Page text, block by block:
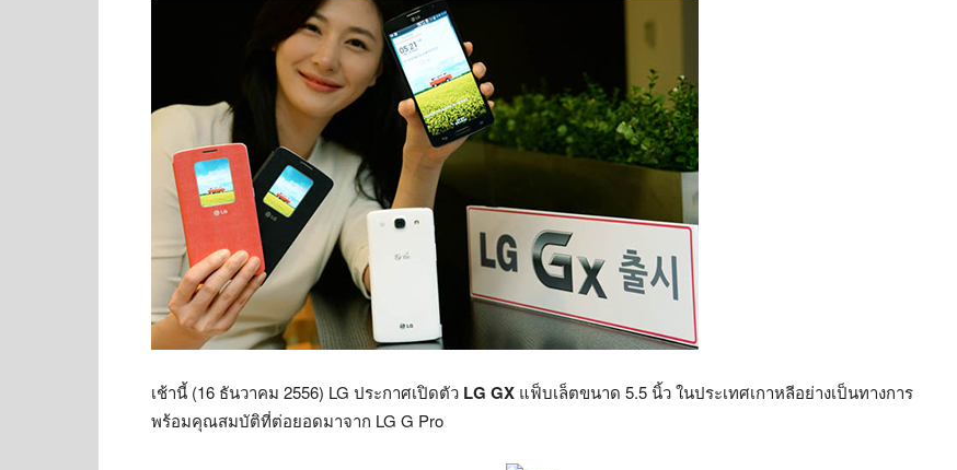
เช้านี้ (16 ธันวาคม 2556) LG ประกาศเปิดตัว LG GX แฟ็บเล็ตขนาด 5.5 นิ้ว ในประเทศเกาหลีอย่างเป็นทางการ
พร้อมคุณสมบัติที่ต่อยอดมาจาก LG G Pro